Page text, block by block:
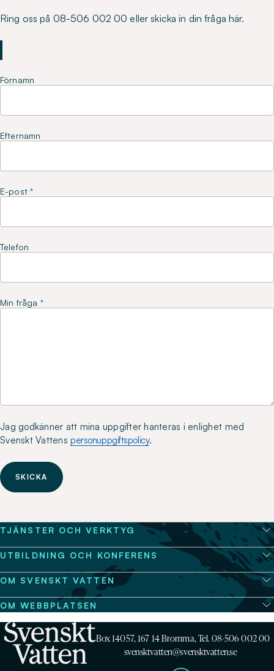
Ring oss på 08-506 002 00 eller skicka in din fråga här.
Förnamn
Efternamn
E-post
Telefon
Min fråga
Jag godkänner att mina uppgifter hanteras i enlighet med
Svenskt Vattenspersonuppgiftspolicy.
SKICKA
TJÄNSTER OCH VERKTYG
UTBILDNING OCH KONFERENS
OM SVENSKT VATTEN
OM WEBBPLATSEN
Box 14057, 167 14 Bromma, Tel. 08-506 002 00
svensktvatten@svensktvatten.se